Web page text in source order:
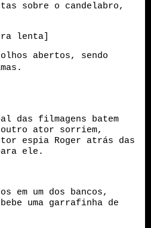
sobre o candelabro,
lenta]
abertos, sendo
das filmagens batem
outro ator sorriem,
espia Roger atrás das
ele.
em um dos bancos,
uma garrafinha de